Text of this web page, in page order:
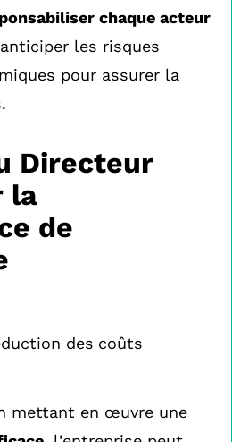
chaque acteur
les risques
pour assurer la
Directeur
la
de
des coûts
mettant en œuvre une